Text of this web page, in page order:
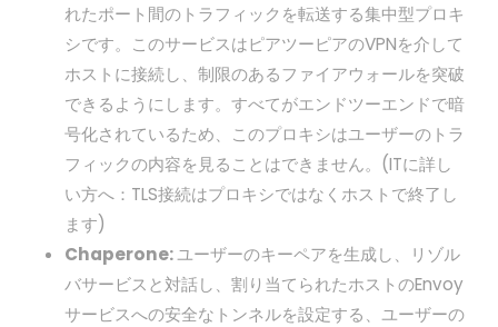
れたポート間のトラフィックを転送する集中型プロキ
シです。このサービスはピアツーピアのVPNを介して
ホストに接続し、制限のあるファイアウォールを突破
できるようにします。すべてがエンドツーエンドで暗
号化されているため、このプロキシはユーザーのトラ
フィックの内容を見ることはできません。(ITに詳し
い方へ：TLS接続はプロキシではなくホストで終了し
ます)
Chaperone:ユーザーのキーペアを生成し、リゾル
バサービスと対話し、割り当てられたホストのEnvoy
サービスへの安全なトンネルを設定する、ユーザーの